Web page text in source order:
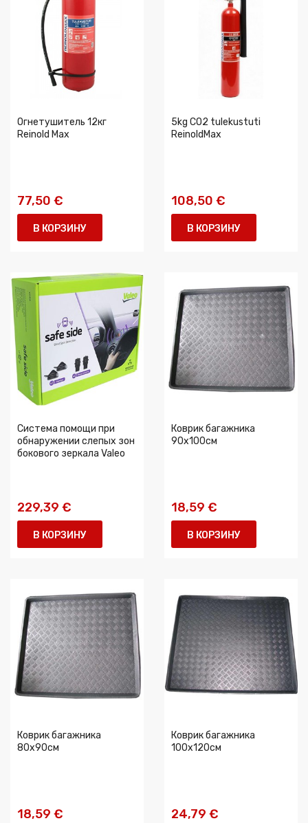
Огнетушитель 12кг
Reinold Max
77,50 €
В КОРЗИНУ
5kg CO2 tulekustuti
ReinoldMax
108,50 €
В КОРЗИНУ
Система помощи при
обнаружении слепых зон
бокового зеркала Valeo
229,39 €
В КОРЗИНУ
Коврик багажника
90x100cм
18,59 €
В КОРЗИНУ
Коврик багажника
80x90cм
18,59 €
Коврик багажника
100x120cм
24,79 €